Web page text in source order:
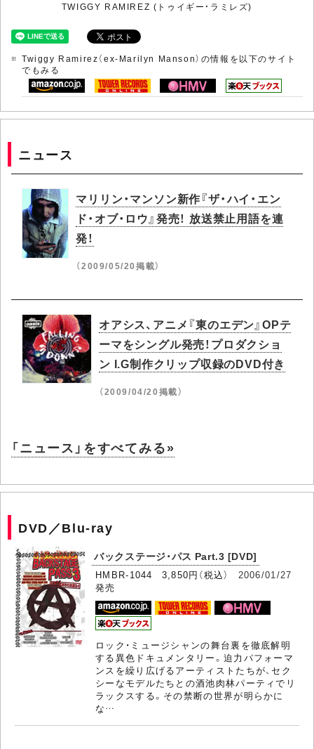
TWIGGY RAMIREZ (トゥイギー・ラミレズ)
Twiggy Ramirez（ex-Marilyn Manson）の情報を以下のサイト
でもみる
ニュース
マリリン・マンソン新作『ザ・ハイ・エン
ド・オブ・ロウ』発売！ 放送禁止用語を連
発！
（2009/05/20掲載）
オアシス、アニメ『東のエデン』OPテ
ーマをシングル発売！プロダクショ
ン I.G制作クリップ収録のDVD付き
（2009/04/20掲載）
「ニュース」をすべてみる»
DVD／Blu-ray
バックステージ・パス Part.3 [DVD]
HMBR-1044 3,850円（税込） 2006/01/27
発売
ロック・ミュージシャンの舞台裏を徹底解明
する異色ドキュメンタリー。迫力パフォーマ
ンスを繰り広げるアーティストたちが、セク
シーなモデルたちとの酒池肉林パーティでリ
ラックスする。その禁断の世界が明らかに
な…